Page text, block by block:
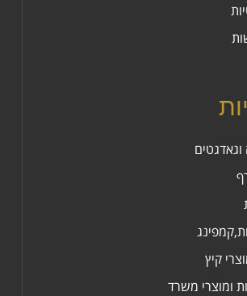
קיץ
ומוצרי משרד